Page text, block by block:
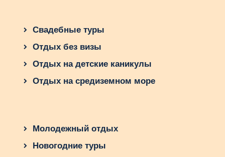
Свадебные туры
Отдых без визы
Отдых на детские каникулы
Отдых на средиземном море
Молодежный отдых
Новогодние туры